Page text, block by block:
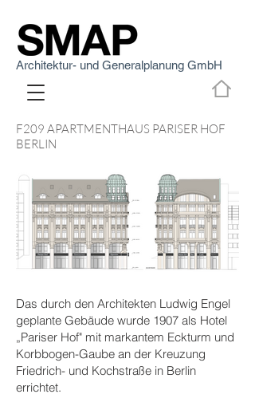
Architektur- und Generalplanung GmbH
F209 APARTMENTHAUS PARISER HOF
BERLIN
Das durch den Architekten Ludwig Engel
geplante Gebäude wurde 1907 als Hotel
„Pariser Hof" mit markantem Eckturm und
Korbbogen-Gaube an der Kreuzung
Friedrich- und Kochstraße in Berlin
errichtet.